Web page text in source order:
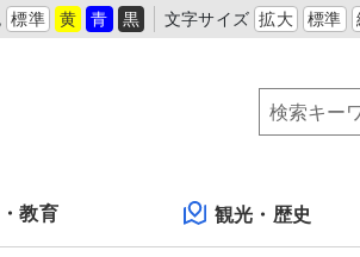
標準 黄 青 黒 文字サイズ 拡大 標準
教育 観光・歴史